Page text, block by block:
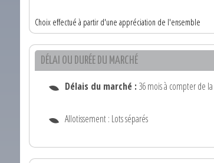
Choix effectué à partir d'une appréciation de l'ensemble
DÉLAI OU DURÉE DU MARCHÉ
Délais du marché : 36 mois à compter de
Allotissement : Lots séparés